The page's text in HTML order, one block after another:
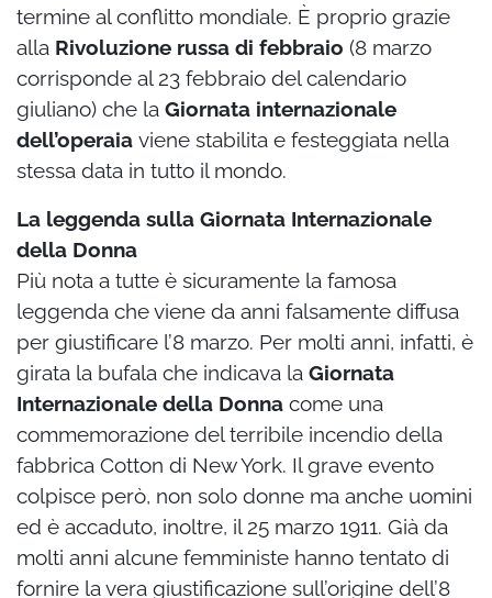
termine al conflitto mondiale. È proprio grazie
alla Rivoluzione russa di febbraio (8 marzo
corrisponde al 23 febbraio del calendario
giuliano) che la Giornata internazionale
dell’operaia viene stabilita e festeggiata nella
stessa data in tutto il mondo.
La leggenda sulla Giornata Internazionale
della Donna
Più nota a tutte è sicuramente la famosa
leggenda che viene da anni falsamente diffusa
per giustificare l’8 marzo. Per molti anni, infatti, è
girata la bufala che indicava la Giornata
Internazionale della Donna come una
commemorazione del terribile incendio della
fabbrica Cotton di New York. Il grave evento
colpisce però, non solo donne ma anche uomini
ed è accaduto, inoltre, il 25 marzo 1911. Già da
molti anni alcune femministe hanno tentato di
fornire la vera giustificazione sull’origine dell’8